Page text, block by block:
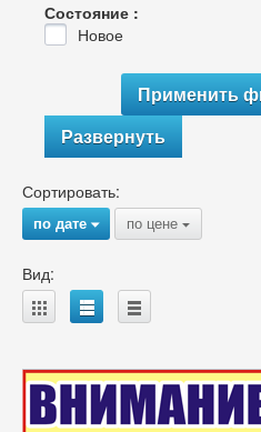
Состояние :
Новое
Развернуть
Сортировать:
по дате{ по цене {
Вид:
A B C